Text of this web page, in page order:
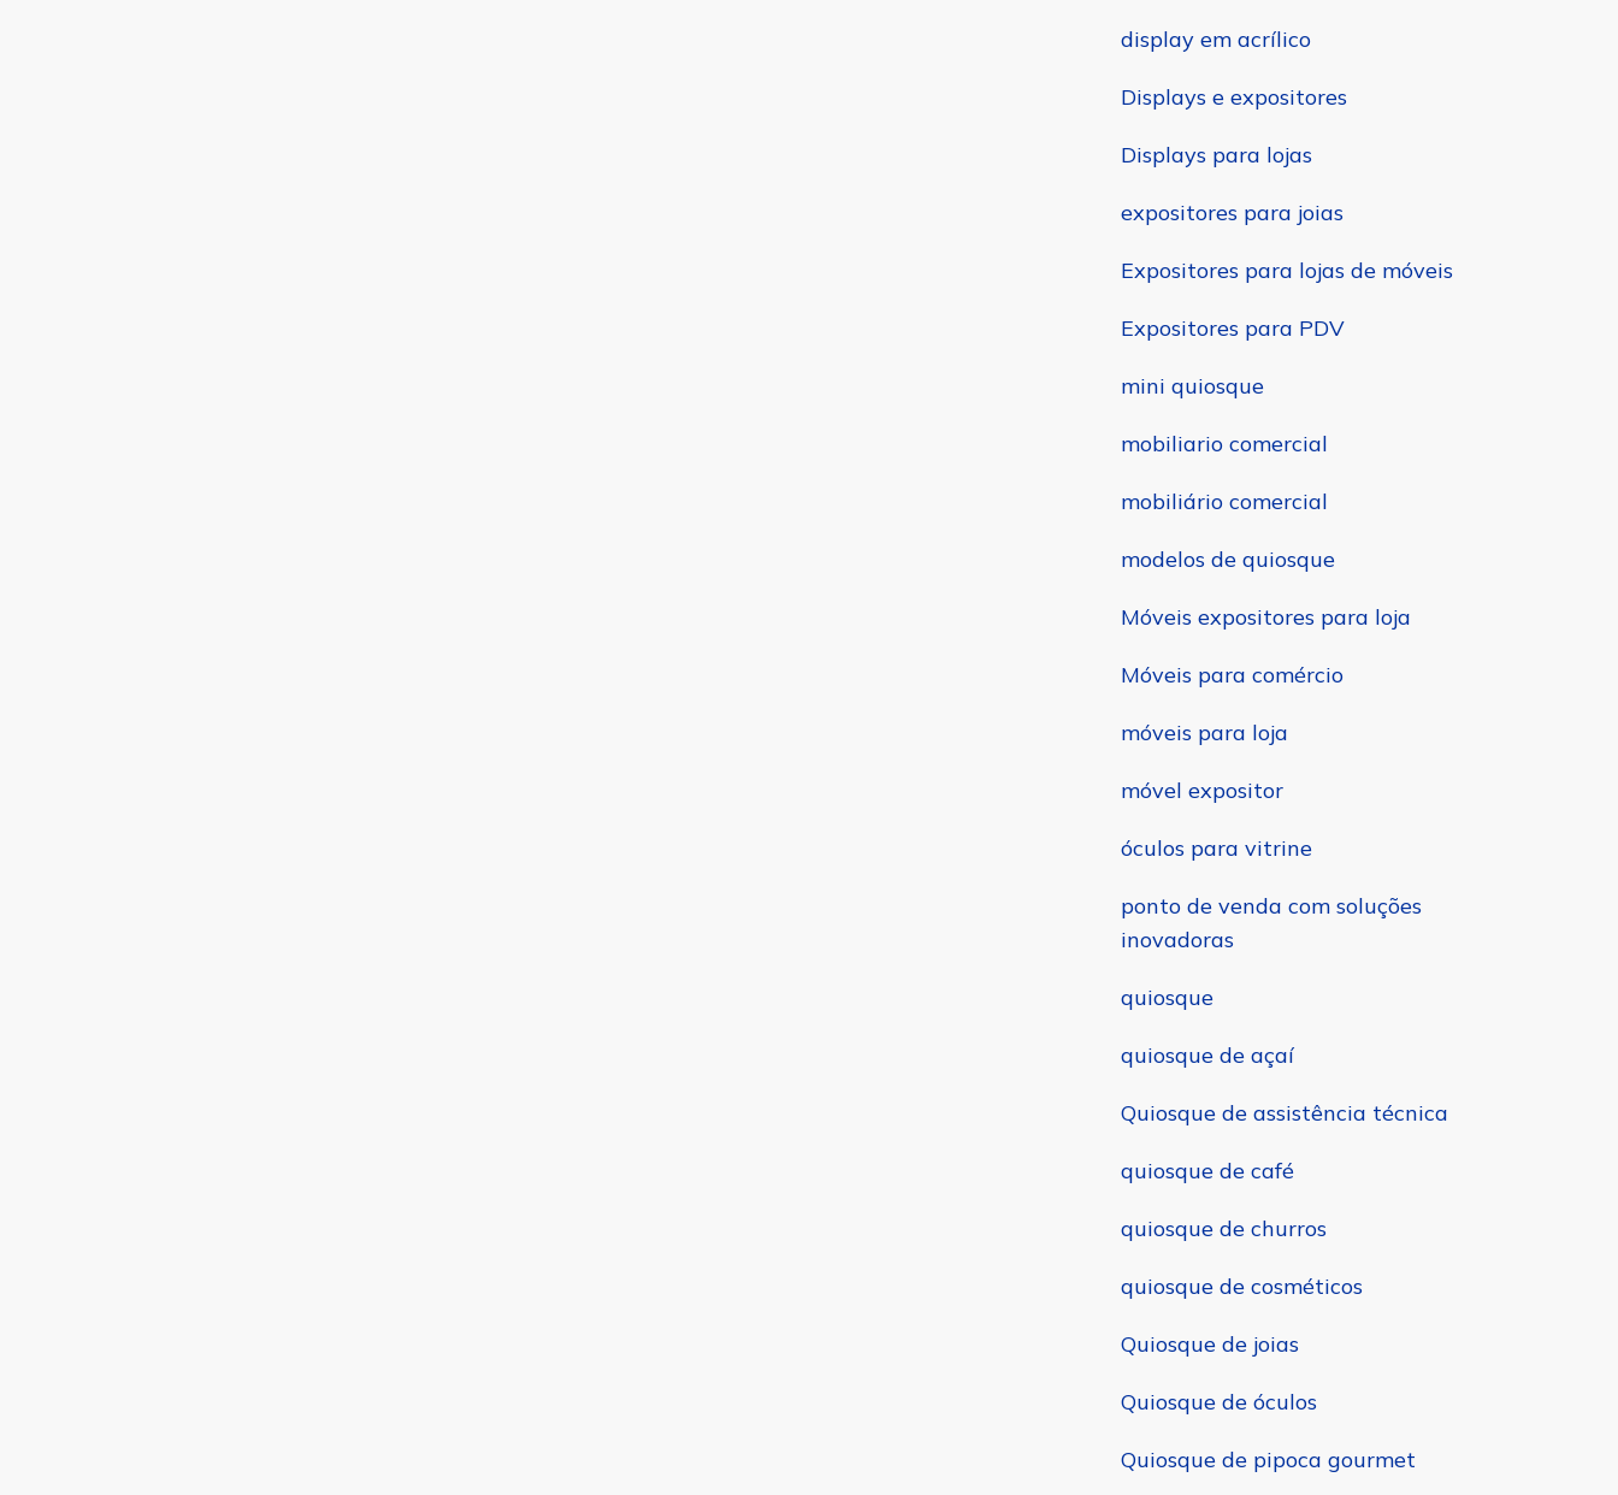
display em acrílico
Displays e expositores
Displays para lojas
expositores para joias
Expositores para lojas de móveis
Expositores para PDV
mini quiosque
mobiliario comercial
mobiliário comercial
modelos de quiosque
Móveis expositores para loja
Móveis para comércio
móveis para loja
móvel expositor
óculos para vitrine
ponto de venda com soluções
inovadoras
quiosque
quiosque de açaí
Quiosque de assistência técnica
quiosque de café
quiosque de churros
quiosque de cosméticos
Quiosque de joias
Quiosque de óculos
Quiosque de pipoca gourmet